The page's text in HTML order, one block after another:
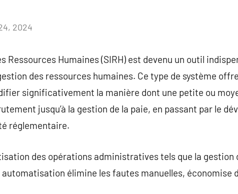
2024
Ressources Humaines (SIRH) est devenu un outil
des ressources humaines. Ce type de système
significativement la manière dont une petite ou
jusqu’à la gestion de la paie, en passant par le
réglementaire.
des opérations administratives tels que la gestion
élimine les fautes manuelles, économise